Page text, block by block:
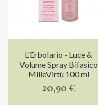
L'Erbolario - Luce &
Volume Spray Bifasico
MilleVirtù 100 ml
20,90 €